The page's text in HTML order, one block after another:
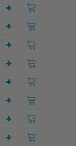
+
+
+
+
+
+
+
+